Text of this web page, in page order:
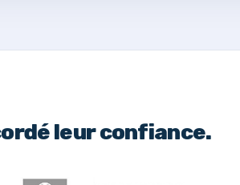
leur confiance.